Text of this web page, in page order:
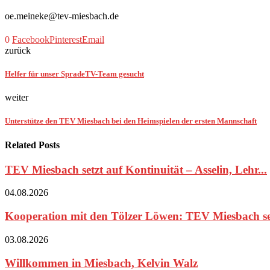
oe.meineke@tev-miesbach.de
0 FacebookPinterestEmail
zurück
Helfer für unser SpradeTV-Team gesucht
weiter
Unterstütze den TEV Miesbach bei den Heimspielen der ersten Mannschaft
Related Posts
TEV Miesbach setzt auf Kontinuität – Asselin, Lehr...
04.08.2026
Kooperation mit den Tölzer Löwen: TEV Miesbach
03.08.2026
Willkommen in Miesbach, Kelvin Walz